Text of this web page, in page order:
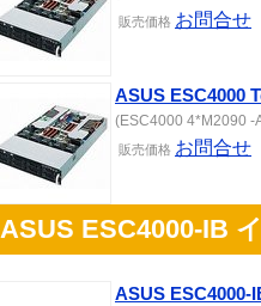
販売価格 お問合せ
ASUS ESC4000
(ESC4000 4*M2090 -
販売価格 お問合せ
ASUS ESC4000-IB
ASUS ESC4000-